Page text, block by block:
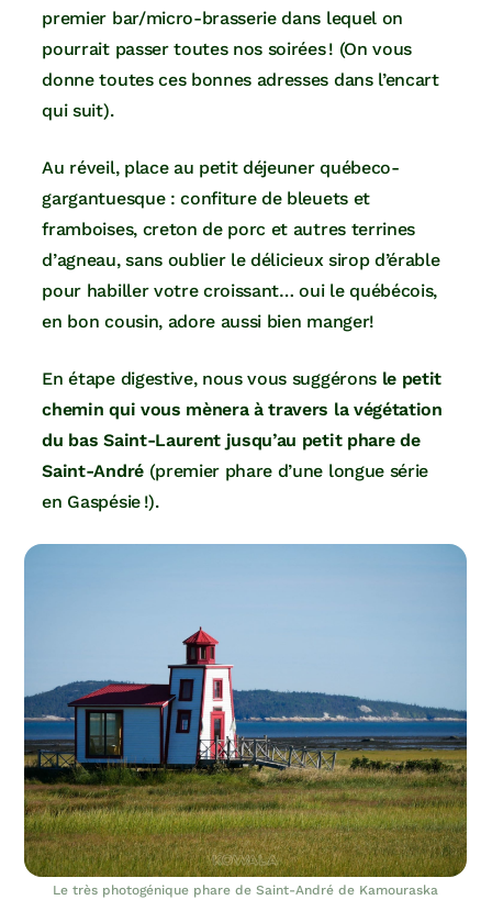
premier bar/micro-brasserie dans lequel on
pourrait passer toutes nos soirées ! (On vous
donne toutes ces bonnes adresses dans l’encart
qui suit).
Au réveil, place au petit déjeuner québeco-
gargantuesque : confiture de bleuets et
framboises, creton de porc et autres terrines
d’agneau, sans oublier le délicieux sirop d’érable
pour habiller votre croissant… oui le québécois,
en bon cousin, adore aussi bien manger!
En étape digestive, nous vous suggérons le petit
chemin qui vous mènera à travers la végétation
du bas Saint-Laurent jusqu’au petit phare de
Saint-André(premier phare d’une longue série
en Gaspésie !).
Le très photogénique phare de Saint-André de Kamouraska